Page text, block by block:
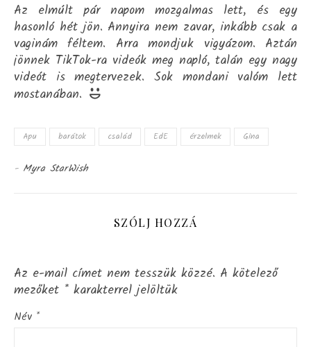
Az elmúlt pár napom mozgalmas lett, és egy
hasonló hét jön. Annyira nem zavar, inkább csak a
vaginám féltem. Arra mondjuk vigyázom. Aztán
jönnek TikTok-ra videók meg napló, talán egy nagy
videót is megtervezek. Sok mondani valóm lett
mostanában.
Apu barátok család EdE érzelmek Gina
- Myra StarWish
SZÓLJ HOZZÁ
Az e-mail címet nem tesszük közzé. A kötelező
mezőket * karakterrel jelöltük
Név *